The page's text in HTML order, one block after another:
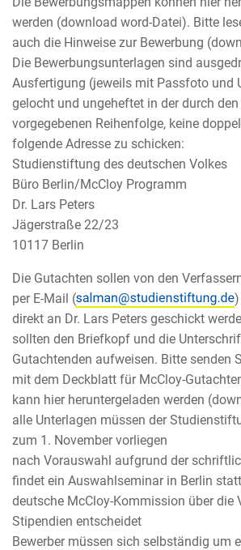
werden (download word-Datei). Bitte
auch die Hinweise zur Bewerbung
Die Bewerbungsunterlagen sind
Ausfertigung (jeweils mit Passfoto und
gelocht und ungeheftet in der durch
vorgegebenen Reihenfolge, keine
folgende Adresse zu schicken:
Studienstiftung des deutschen Volkes
Büro Berlin/McCloy Programm
Dr. Lars Peters
Jägerstraße 22/23
10117 Berlin
Die Gutachten sollen von den
per E-Mail (
direkt an Dr. Lars Peters geschickt
sollten den Briefkopf und die
Gutachtenden aufweisen. Bitte senden
mit dem Deckblatt für McCloy-
kann hier heruntergeladen werden
alle Unterlagen müssen der
zum 1. November vorliegen
nach Vorauswahl aufgrund der
findet ein Auswahlseminar in Berlin
deutsche McCloy-Kommission über die
Stipendien entscheidet
Bewerber müssen sich selbständig um